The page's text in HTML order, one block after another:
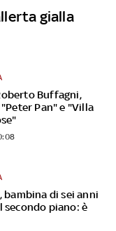
gialla
Buffagni,
Pan" e "Villa
bambina di sei anni
secondo piano: è